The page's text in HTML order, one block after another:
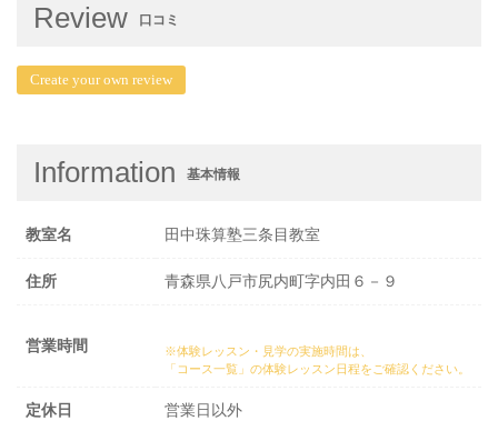
Review 口コミ
Create your own review
Information 基本情報
教室名 田中珠算塾三条目教室
住所 青森県八戸市尻内町字内田６－９
営業時間
※体験レッスン・見学の実施時間は、
「コース一覧」の体験レッスン日程をご確認ください。
定休日 営業日以外